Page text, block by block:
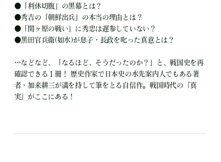
● 「利休切腹」の黒幕とは？
●秀吉の「朝鮮出兵」の本当の理由とは？
● 「関ヶ原の戦い」に秀忠は遅参していない？
●黒田官兵衛(如水)が息子・長政を叱った真意とは？
…などなど、「なるほど、そうだったのか？」と、戦国史を再
確認できる１冊！ 歴史作家で日本史の水先案内人でもある著
者・加来耕三が満を持して筆をとる自信作。戦国時代の『真
実』がここにある！